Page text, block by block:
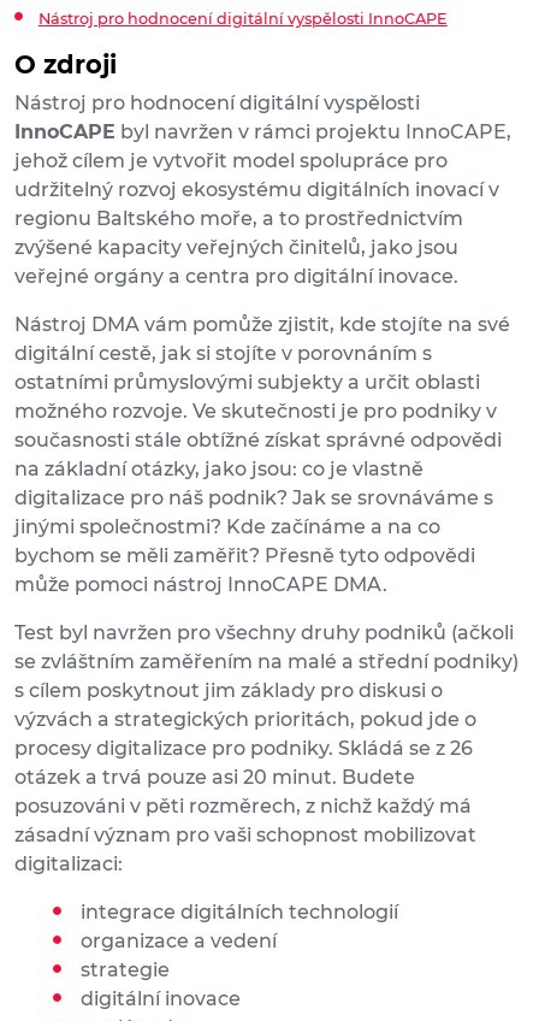
O zdroji
Nástroj pro hodnocení digitální vyspělosti
InnoCAPE byl navržen v rámci projektu InnoCAPE,
jehož cílem je vytvořit model spolupráce pro
udržitelný rozvoj ekosystému digitálních inovací v
regionu Baltského moře, a to prostřednictvím
zvýšené kapacity veřejných činitelů, jako jsou
veřejné orgány a centra pro digitální inovace.
Nástroj DMA vám pomůže zjistit, kde stojíte na své
digitální cestě, jak si stojíte v porovnáním s
ostatními průmyslovými subjekty a určit oblasti
možného rozvoje. Ve skutečnosti je pro podniky v
současnosti stále obtížné získat správné odpovědi
na základní otázky, jako jsou: co je vlastně
digitalizace pro náš podnik? Jak se srovnáváme s
jinými společnostmi? Kde začínáme a na co
bychom se měli zaměřit? Přesně tyto odpovědi
může pomoci nástroj InnoCAPE DMA.
Test byl navržen pro všechny druhy podniků (ačkoli
se zvláštním zaměřením na malé a střední podniky)
s cílem poskytnout jim základy pro diskusi o
výzvách a strategických prioritách, pokud jde o
procesy digitalizace pro podniky. Skládá se z 26
otázek a trvá pouze asi 20 minut. Budete
posuzováni v pěti rozměrech, z nichž každý má
zásadní význam pro vaši schopnost mobilizovat
digitalizaci:
integrace digitálních technologií
organizace a vedení
strategie
digitální inovace
Nástroj pro hodnocení digitální vyspělosti InnoCAPE